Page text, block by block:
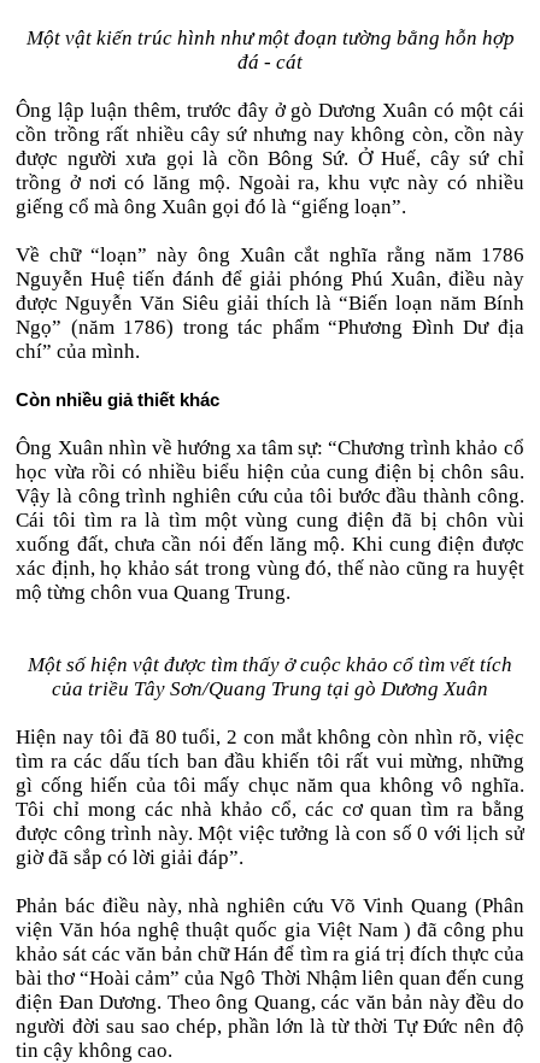
Một vật kiến trúc hình như một đoạn tường bằng hỗn hợp
đá - cát
Ông lập luận thêm, trước đây ở gò Dương Xuân có một cái
cồn trồng rất nhiều cây sứ nhưng nay không còn, cồn này
được người xưa gọi là cồn Bông Sứ. Ở Huế, cây sứ chỉ
trồng ở nơi có lăng mộ. Ngoài ra, khu vực này có nhiều
giếng cổ mà ông Xuân gọi đó là “giếng loạn”.
Về chữ “loạn” này ông Xuân cắt nghĩa rằng năm 1786
Nguyễn Huệ tiến đánh để giải phóng Phú Xuân, điều này
được Nguyễn Văn Siêu giải thích là “Biến loạn năm Bính
Ngọ” (năm 1786) trong tác phẩm “Phương Đình Dư địa
chí” của mình.
Còn nhiều giả thiết khác
Ông Xuân nhìn về hướng xa tâm sự: “Chương trình khảo cổ
học vừa rồi có nhiều biểu hiện của cung điện bị chôn sâu.
Vậy là công trình nghiên cứu của tôi bước đầu thành công.
Cái tôi tìm ra là tìm một vùng cung điện đã bị chôn vùi
xuống đất, chưa cần nói đến lăng mộ. Khi cung điện được
xác định, họ khảo sát trong vùng đó, thế nào cũng ra huyệt
mộ từng chôn vua Quang Trung.
Một số hiện vật được tìm thấy ở cuộc khảo cổ tìm vết tích
của triều Tây Sơn/Quang Trung tại gò Dương Xuân
Hiện nay tôi đã 80 tuổi, 2 con mắt không còn nhìn rõ, việc
tìm ra các dấu tích ban đầu khiến tôi rất vui mừng, những
gì cống hiến của tôi mấy chục năm qua không vô nghĩa.
Tôi chỉ mong các nhà khảo cổ, các cơ quan tìm ra bằng
được công trình này. Một việc tưởng là con số 0 với lịch sử
giờ đã sắp có lời giải đáp”.
Phản bác điều này, nhà nghiên cứu Võ Vinh Quang (Phân
viện Văn hóa nghệ thuật quốc gia Việt Nam ) đã công phu
khảo sát các văn bản chữ Hán để tìm ra giá trị đích thực của
bài thơ “Hoài cảm” của Ngô Thời Nhậm liên quan đến cung
điện Đan Dương. Theo ông Quang, các văn bản này đều do
người đời sau sao chép, phần lớn là từ thời Tự Đức nên độ
tin cậy không cao.